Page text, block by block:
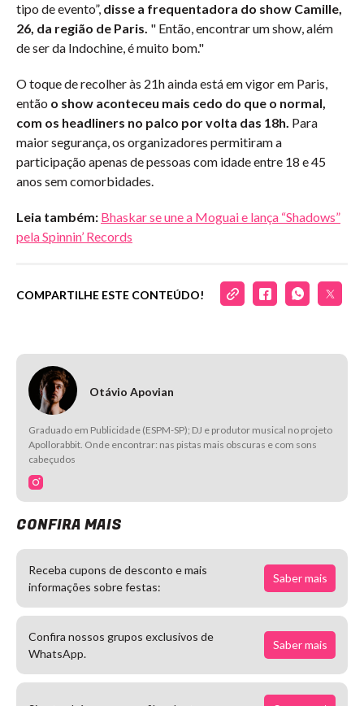
tipo de evento”, disse a frequentadora do show Camille,
26, da região de Paris. " Então, encontrar um show, além
de ser da Indochine, é muito bom."
O toque de recolher às 21h ainda está em vigor em Paris,
então o show aconteceu mais cedo do que o normal,
com os headliners no palco por volta das 18h. Para
maior segurança, os organizadores permitiram a
participação apenas de pessoas com idade entre 18 e 45
anos sem comorbidades.
Leia também: Bhaskar se une a Moguai e lança “Shadows”
pela Spinnin’ Records
COMPARTILHE ESTE CONTEÚDO!
Otávio Apovian
Graduado em Publicidade (ESPM-SP); DJ e produtor musical no projeto
Apollorabbit. Onde encontrar: nas pistas mais obscuras e com sons
cabeçudos
CONFIRA MAIS
Receba cupons de desconto e mais
informações sobre festas:
Saber mais
Confira nossos grupos exclusivos de
WhatsApp.
Saber mais